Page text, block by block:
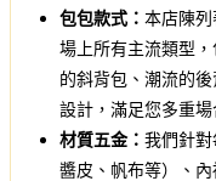
包包款式： 本店陳
場上所有主流類型
的斜背包、潮流的
設計，滿足您多重場
材質五金： 我們針
醬皮、帆布等）、